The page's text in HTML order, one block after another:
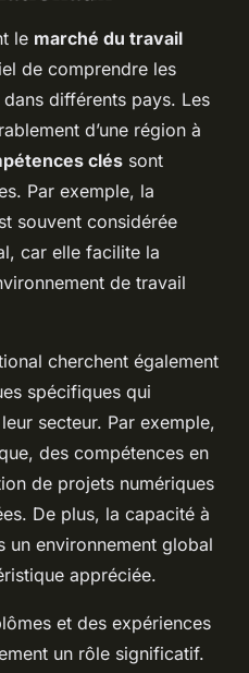
le marché du travail
de comprendre les
dans différents pays. Les
d’une région à
clés sont
Par exemple, la
souvent considérée
car elle facilite la
de travail
cherchent également
spécifiques qui
secteur. Par exemple,
des compétences en
de projets numériques
De plus, la capacité à
un environnement global
appréciée.
et des expériences
un rôle significatif.